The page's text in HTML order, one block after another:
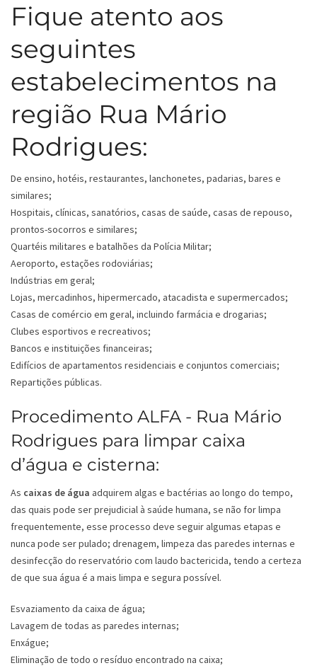
Fique atento aos
seguintes
estabelecimentos na
região Rua Mário
Rodrigues:
De ensino, hotéis, restaurantes, lanchonetes, padarias, bares e
similares;
Hospitais, clínicas, sanatórios, casas de saúde, casas de repouso,
prontos-socorros e similares;
Quartéis militares e batalhões da Polícia Militar;
Aeroporto, estações rodoviárias;
Indústrias em geral;
Lojas, mercadinhos, hipermercado, atacadista e supermercados;
Casas de comércio em geral, incluindo farmácia e drogarias;
Clubes esportivos e recreativos;
Bancos e instituições financeiras;
Edifícios de apartamentos residenciais e conjuntos comerciais;
Repartições públicas.
Procedimento ALFA - Rua Mário
Rodrigues para limpar caixa
d’água e cisterna:
As caixas de água adquirem algas e bactérias ao longo do tempo,
das quais pode ser prejudicial à saúde humana, se não for limpa
frequentemente, esse processo deve seguir algumas etapas e
nunca pode ser pulado; drenagem, limpeza das paredes internas e
desinfecção do reservatório com laudo bactericida, tendo a certeza
de que sua água é a mais limpa e segura possível.
Esvaziamento da caixa de água;
Lavagem de todas as paredes internas;
Enxágue;
Eliminação de todo o resíduo encontrado na caixa;